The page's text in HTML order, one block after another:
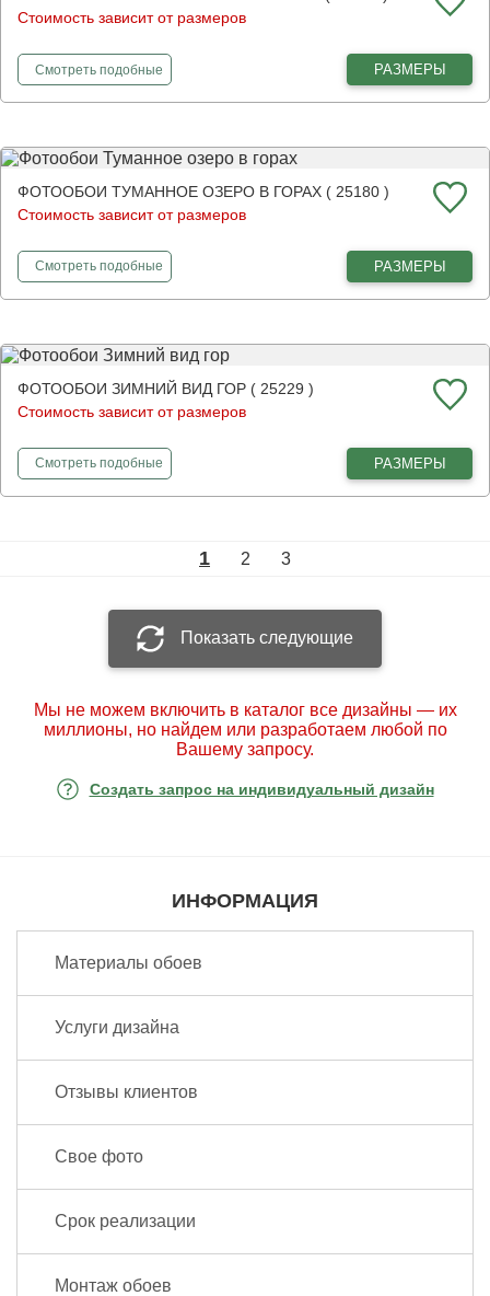
Стоимость зависит от размеров
Смотретьфотообои
подобные РАЗМЕРЫ
ФОТООБОИ ТУМАННОЕ ОЗЕРО В ГОРАХ ( 25180 )
Стоимость зависит от размеров
Смотретьфотообои
подобные РАЗМЕРЫ
ФОТООБОИ ЗИМНИЙ ВИД ГОР ( 25229 )
Стоимость зависит от размеров
Смотретьфотообои
подобные РАЗМЕРЫ
1 2 3
Показать следующие
Мы не можем включить в каталог все дизайны — их
миллионы, но найдем или разработаем любой по
Вашему запросу.
Создать запрос на индивидуальный дизайн
ИНФОРМАЦИЯ
Материалы обоев
Услуги дизайна
Отзывы клиентов
Свое фото
Срок реализации
Монтаж обоев